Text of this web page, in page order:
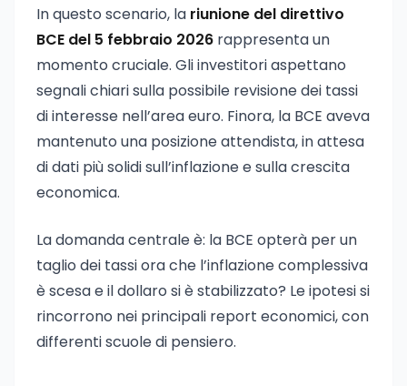
In questo scenario, la riunione del direttivo
BCE del 5 febbraio 2026 rappresenta un
momento cruciale. Gli investitori aspettano
segnali chiari sulla possibile revisione dei tassi
di interesse nell’area euro. Finora, la BCE aveva
mantenuto una posizione attendista, in attesa
di dati più solidi sull’inflazione e sulla crescita
economica.
La domanda centrale è: la BCE opterà per un
taglio dei tassi ora che l’inflazione complessiva
è scesa e il dollaro si è stabilizzato? Le ipotesi si
rincorrono nei principali report economici, con
differenti scuole di pensiero.